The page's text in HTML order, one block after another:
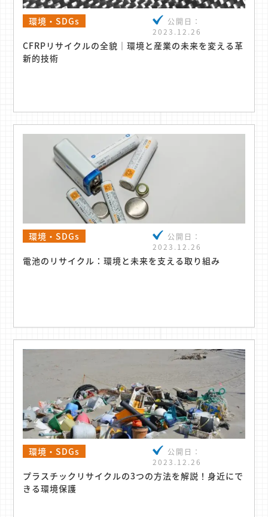
環境・SDGs
公開日：
2023.12.26
CFRPリサイクルの全貌｜環境と産業の未来を変える革
新的技術
環境・SDGs
公開日：
2023.12.26
電池のリサイクル：環境と未来を支える取り組み
環境・SDGs
公開日：
2023.12.26
プラスチックリサイクルの3つの方法を解説！身近にで
きる環境保護